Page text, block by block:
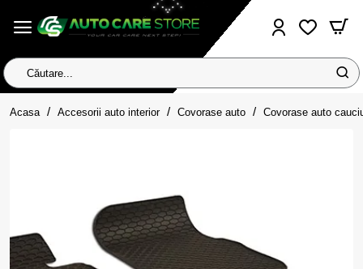
Căutare...
Acasa homeAccesorii auto interior Covorase auto Covorase auto